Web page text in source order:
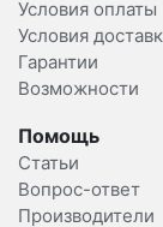
Условия оплаты
Условия
Гарантии
Возможности
Помощь
Статьи
Вопрос-ответ
Производители